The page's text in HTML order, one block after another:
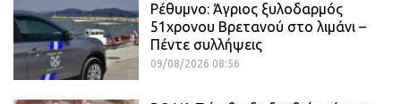
Ρέθυμνο: Άγριος ξυλοδαρμός
51χρονου Βρετανού στο λιμάνι –
Πέντε συλλήψεις
09/08/2026 08:56